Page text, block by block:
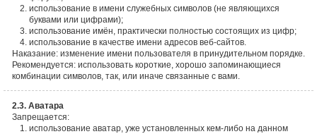
использование в имени служебных символов (не являющихся
буквами или цифрами);
использование имён, практически полностью состоящих из цифр;
использование в качестве имени адресов веб-сайтов.
Наказание: изменение имени пользователя в принудительном порядке.
Рекомендуется: использовать короткие, хорошо запоминающиеся
комбинации символов, так, или иначе связанные с вами.
2.3. Аватара
Запрещается:
использование аватар, уже установленных кем-либо на данном